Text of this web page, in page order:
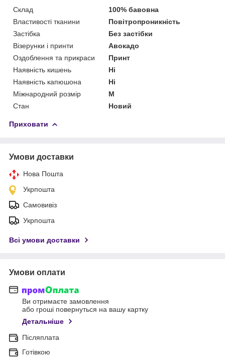
Склад
100% бавовна
Властивості тканини
Повітропроникність
Застібка
Без застібки
Візерунки і принти
Авокадо
Оздоблення та прикраси
Принт
Наявність кишень
Ні
Наявність капюшона
Ні
Міжнародний розмір
M
Стан
Новий
Приховати
Умови доставки
Нова Пошта
Укрпошта
Самовивіз
Укрпошта
Всі умови доставки
Умови оплати
Ви отримаєте замовлення
або гроші повернуться на вашу картку
Детальніше
Післяплата
Готівкою